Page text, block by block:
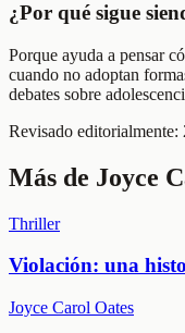
¿Por qué sigue
Porque ayuda a pensar
cuando no adoptan
debates sobre
Revisado editorialmente:
Más de Joyce
Thriller
Violación: una
Joyce Carol Oates